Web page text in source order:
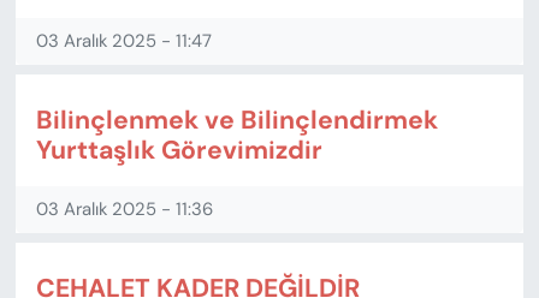
03 Aralık 2025 - 11:47
Bilinçlenmek ve Bilinçlendirmek
Yurttaşlık Görevimizdir
03 Aralık 2025 - 11:36
CEHALET KADER DEĞİLDİR